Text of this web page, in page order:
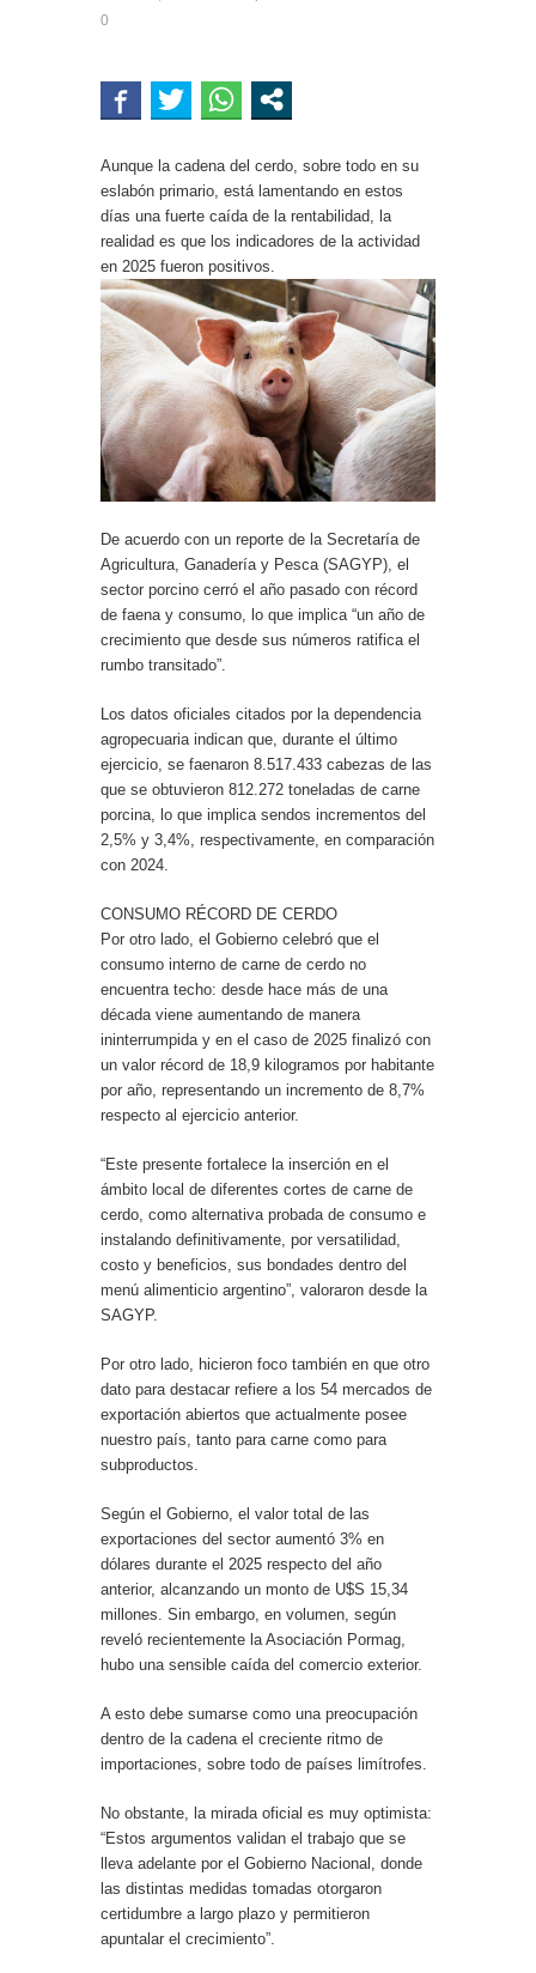
0
Aunque la cadena del cerdo, sobre todo en su
eslabón primario, está lamentando en estos
días una fuerte caída de la rentabilidad, la
realidad es que los indicadores de la actividad
en 2025 fueron positivos.
De acuerdo con un reporte de la Secretaría de
Agricultura, Ganadería y Pesca (SAGYP), el
sector porcino cerró el año pasado con récord
de faena y consumo, lo que implica “un año de
crecimiento que desde sus números ratifica el
rumbo transitado”.
Los datos oficiales citados por la dependencia
agropecuaria indican que, durante el último
ejercicio, se faenaron 8.517.433 cabezas de las
que se obtuvieron 812.272 toneladas de carne
porcina, lo que implica sendos incrementos del
2,5% y 3,4%, respectivamente, en comparación
con 2024.
CONSUMO RÉCORD DE CERDO
Por otro lado, el Gobierno celebró que el
consumo interno de carne de cerdo no
encuentra techo: desde hace más de una
década viene aumentando de manera
ininterrumpida y en el caso de 2025 finalizó con
un valor récord de 18,9 kilogramos por habitante
por año, representando un incremento de 8,7%
respecto al ejercicio anterior.
“Este presente fortalece la inserción en el
ámbito local de diferentes cortes de carne de
cerdo, como alternativa probada de consumo e
instalando definitivamente, por versatilidad,
costo y beneficios, sus bondades dentro del
menú alimenticio argentino”, valoraron desde la
SAGYP.
Por otro lado, hicieron foco también en que otro
dato para destacar refiere a los 54 mercados de
exportación abiertos que actualmente posee
nuestro país, tanto para carne como para
subproductos.
Según el Gobierno, el valor total de las
exportaciones del sector aumentó 3% en
dólares durante el 2025 respecto del año
anterior, alcanzando un monto de U$S 15,34
millones. Sin embargo, en volumen, según
reveló recientemente la Asociación Pormag,
hubo una sensible caída del comercio exterior.
A esto debe sumarse como una preocupación
dentro de la cadena el creciente ritmo de
importaciones, sobre todo de países limítrofes.
No obstante, la mirada oficial es muy optimista:
“Estos argumentos validan el trabajo que se
lleva adelante por el Gobierno Nacional, donde
las distintas medidas tomadas otorgaron
certidumbre a largo plazo y permitieron
apuntalar el crecimiento”.